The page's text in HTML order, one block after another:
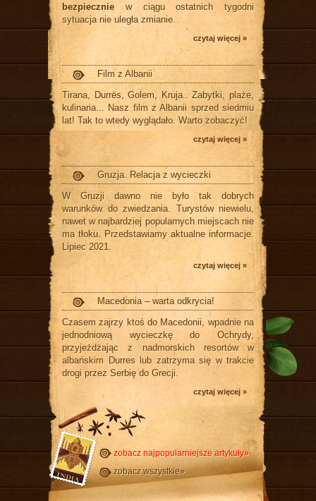
bezpiecznie w ciągu ostatnich tygodni
sytuacja nie uległa zmianie.
czytaj więcej »
Film z Albanii
Tirana, Durrës, Golem, Kruja.. Zabytki, plaże,
kulinaria... Nasz film z Albanii sprzed siedmiu
lat! Tak to wtedy wyglądało. Warto zobaczyć!
czytaj więcej »
Gruzja. Relacja z wycieczki
W Gruzji dawno nie było tak dobrych
warunków do zwiedzania. Turystów niewielu,
nawet w najbardziej popularnych miejscach nie
ma tłoku. Przedstawiamy aktualne informacje.
Lipiec 2021.
czytaj więcej »
Macedonia – warta odkrycia!
Czasem zajrzy ktoś do Macedonii, wpadnie na
jednodniową wycieczkę do Ochrydy,
przyjeżdżając z nadmorskich resortów w
albańskim Durres lub zatrzyma się w trakcie
drogi przez Serbię do Grecji.
czytaj więcej »
zobacz najpopularniejsze artykuły»
zobacz wszystkie»